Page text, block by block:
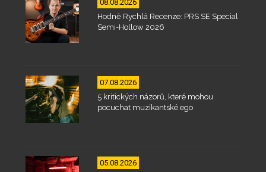
08.08.2026
Hodně Rychlá Recenze: PRS SE Special
Semi-Hollow 2026
07.08.2026
5 kritických názorů, které mohou
pocuchat muzikantské ego
05.08.2026